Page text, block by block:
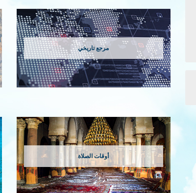
مرجع تاريخي
أوقات الصلاة